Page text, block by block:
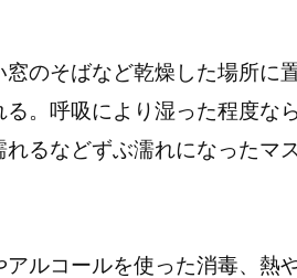
のそばなど乾燥した場所に
。呼吸により湿った程度な
るなどずぶ濡れになったマ
ルコールを使った消毒、熱